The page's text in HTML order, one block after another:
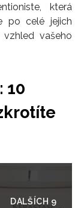
která
po celé jejich
vašeho
10
galerie